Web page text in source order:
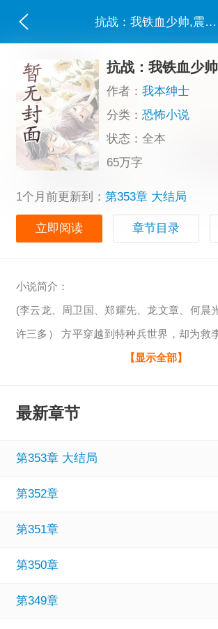
抗战：我铁血少帅,震惊晋西北
抗战：我铁血少
作者：我本绅士
分类：恐怖小说
状态：全本
65万字
1个月前更新到： 第353章 大结局
立即阅读 章节目录
小说简介：
(李云龙、周卫国、郑耀先、龙文章、何晨
许三多） 方平穿越到特种兵世界，却为救
伤、重度昏迷，意外激活积分系统，重生
以获得相应的积分，用来强化身体，兑换
次从特种兵世界醒来，又将会给战友们带来
【显示全部】
最新章节
第353章 大结局
第352章
第351章
第350章
第349章